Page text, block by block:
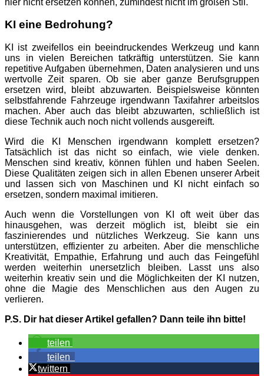
KI eine Bedrohung?
KI ist zweifellos ein beeindruckendes Werkzeug und kann
uns in vielen Bereichen tatkräftig unterstützen. Sie kann
repetitive Aufgaben übernehmen, Daten analysieren und uns
wertvolle Zeit sparen. Ob sie aber ganze Berufsgruppen
ersetzen wird, bleibt abzuwarten. Beispielsweise könnten
selbstfahrende Fahrzeuge irgendwann Taxifahrer arbeitslos
machen. Aber auch das bleibt abzuwarten, schließlich ist
diese Technik auch noch nicht vollends ausgereift.
Wird die KI Menschen irgendwann komplett ersetzen?
Tatsächlich ist das nicht so einfach, wie viele denken.
Menschen sind kreativ, können fühlen und haben Seelen.
Diese Qualitäten zeigen sich in allen Ebenen unserer Arbeit
und lassen sich von Maschinen und KI nicht einfach so
ersetzen, sondern maximal imitieren.
Auch wenn die Vorstellungen von KI oft weit über das
hinausgehen, was derzeit möglich ist, bleibt sie ein
faszinierendes und nützliches Werkzeug. Sie kann uns
unterstützen, effizienter zu arbeiten. Aber die menschliche
Kreativität, Empathie, Erfahrung und auch das Feingefühl
werden weiterhin unersetzlich bleiben. Lasst uns also
weiterhin kreativ sein und die Möglichkeiten der KI nutzen,
ohne die Magie des Menschlichen aus den Augen zu
verlieren.
P.S. Dir hat dieser Artikel gefallen? Dann teile ihn bitte!
teilen
teilen
twittern